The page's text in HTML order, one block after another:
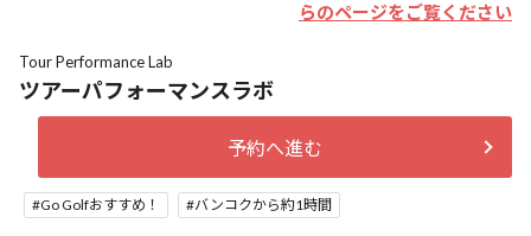
らのページをご覧ください
Tour Performance Lab
ツアーパフォーマンスラボ
予約へ進む
Go Golfおすすめ！ バンコクから約1時間